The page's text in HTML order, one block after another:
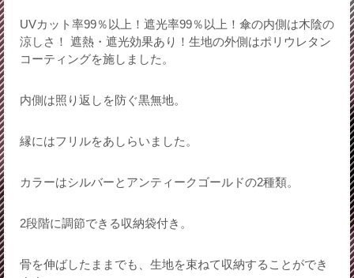
UVカット率99％以上！遮光率99％以上！傘の内側は木陰の
涼しさ！ 遮熱・遮光効果あり！生地の外側はポリウレタン
コーティングを施しました。
内側は照り返しを防ぐ黒無地。
縁にはフリルをあしらいました。
カラーはシルバーとアンティークゴールドの2種類。
2段階に調節できる収納袋付き。
骨を伸ばしたままでも、生地を束ねて収納することができ